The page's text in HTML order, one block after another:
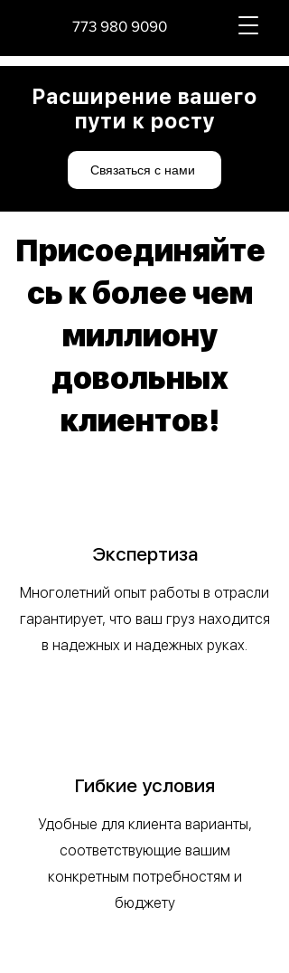
773 980 9090
Расширение вашего
пути к росту
Связаться с нами
Присоединяйте
сь к более чем
миллиону
довольных
клиентов!
Экспертиза
Многолетний опыт работы в отрасли
гарантирует, что ваш груз находится
в надежных и надежных руках.
Гибкие условия
Удобные для клиента варианты,
соответствующие вашим
конкретным потребностям и
бюджету